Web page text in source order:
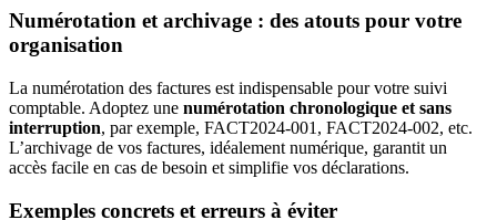
Numérotation et archivage : des atouts pour votre
organisation
La numérotation des factures est indispensable pour votre suivi
comptable. Adoptez une numérotation chronologique et sans
interruption, par exemple, FACT2024-001, FACT2024-002, etc.
L’archivage de vos factures, idéalement numérique, garantit un
accès facile en cas de besoin et simplifie vos déclarations.
Exemples concrets et erreurs à éviter